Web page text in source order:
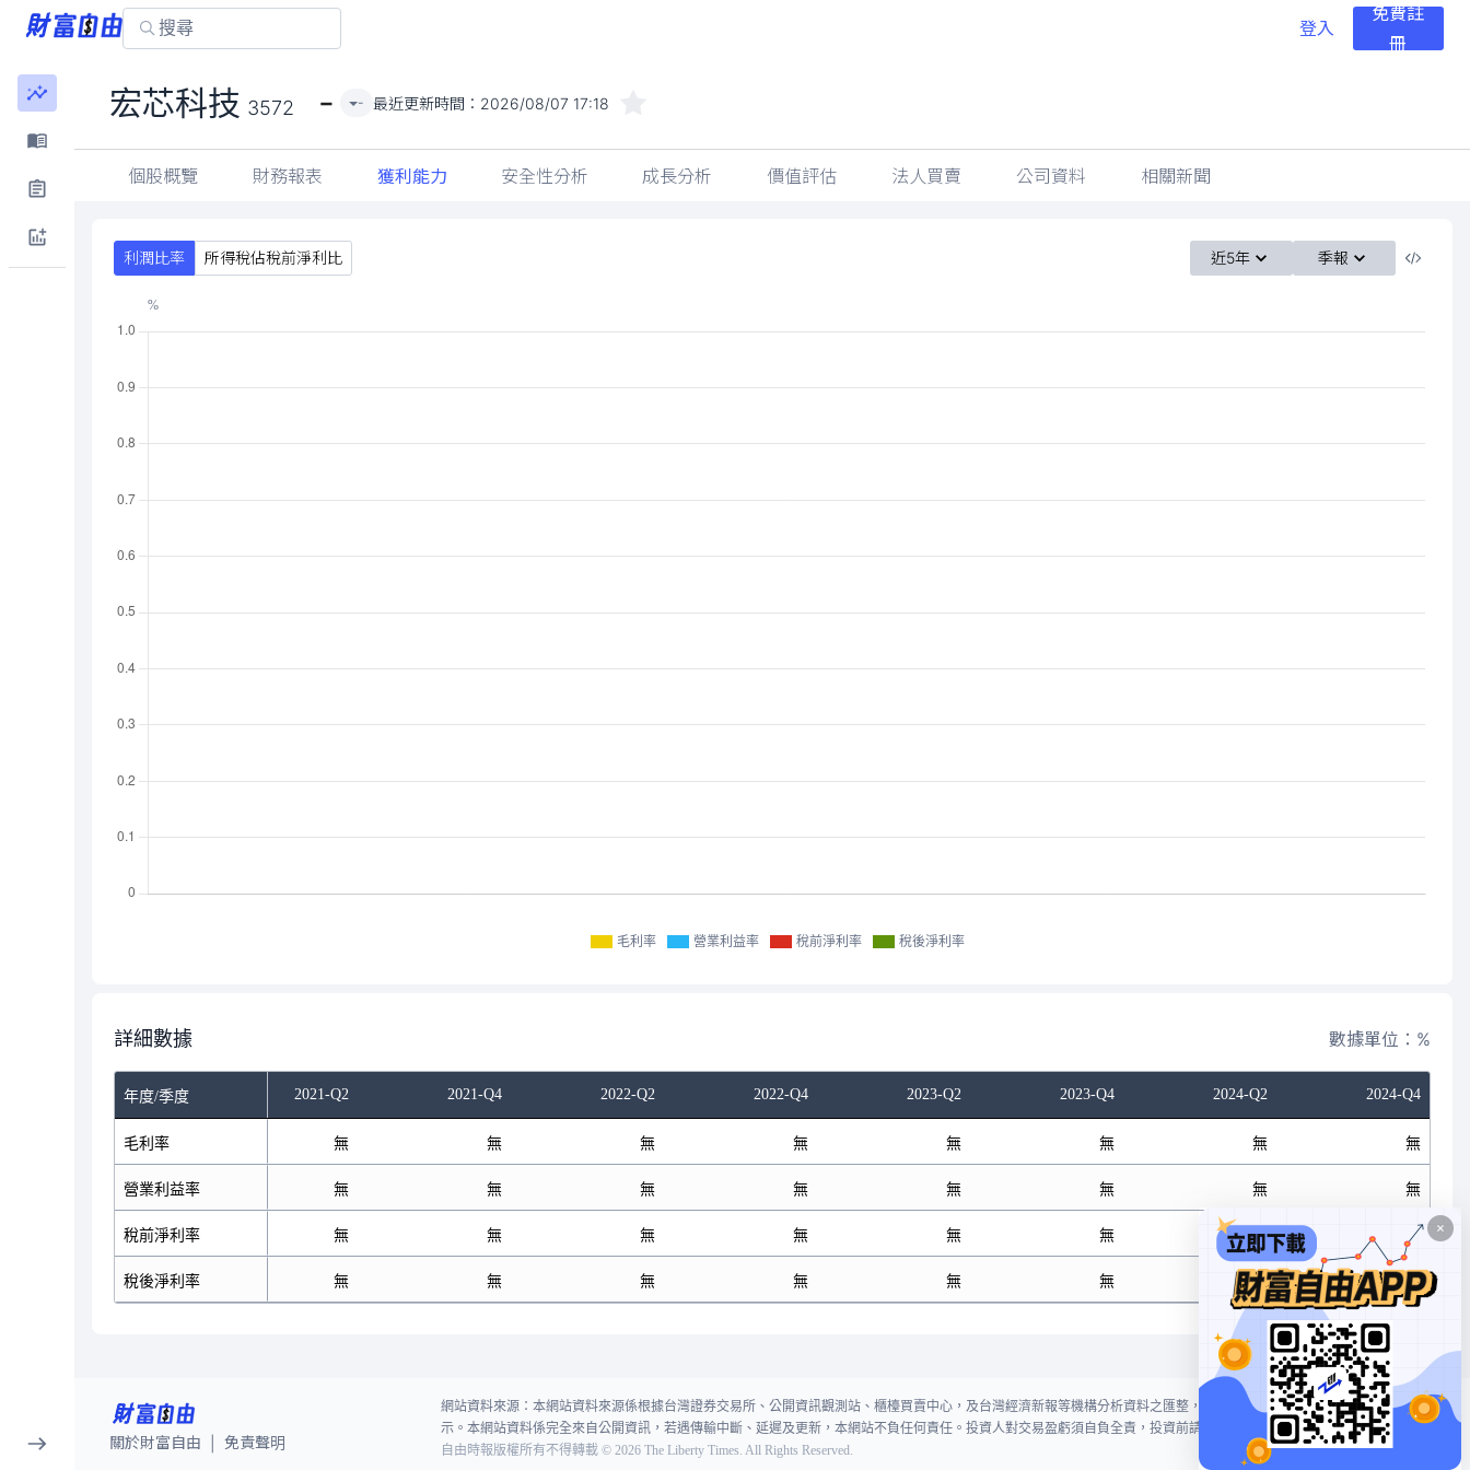
登入
免費註
冊
宏芯科技 3572 - - 最近更新時間： 2026/08/07 17:18
個股概覽 財務報表 獲利能力 安全性分析 成長分析 價值評估 法人買賣 公司資料 相關新聞
利潤比率 所得稅佔稅前淨利比 近5年 季報
毛利率 營業利益率 稅前淨利率 稅後淨利率
詳細數據 數據單位：%
年度/季度 2021-Q2 2021-Q4 2022-Q2 2022-Q4 2023-Q2 2023-Q4 2024-Q2 2024-Q4
毛利率
營業利益率
稅前淨利率
稅後淨利率
無 無 無 無 無 無 無 無
無 無 無 無 無 無 無 無
無 無 無 無 無 無 無 無
無 無 無 無 無 無 無 無
關於財富自由 免責聲明
網站資料來源：本網站資料來源係根據台灣證券交易所、公開資訊觀測站、櫃檯買賣中心，及台灣經濟新報等機構分析資料之匯整，本網站對投資人買賣不作任何建議或暗
示。本網站資料係完全來自公開資訊，若遇傳輸中斷、延遲及更新，本網站不負任何責任。投資人對交易盈虧須自負全責，投資前請謹慎評估風險。
自由時報版權所有不得轉載 © 2026 The Liberty Times. All Rights Reserved.